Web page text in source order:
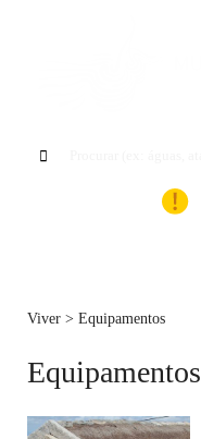
Viver > Equipamentos
Equipamentos